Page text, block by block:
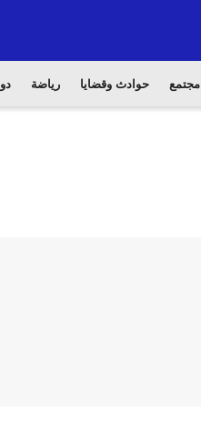
مجتمع حوادث وقضايا رياضة